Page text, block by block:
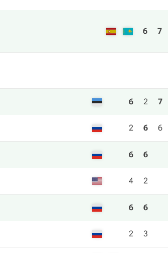
6 7
6 2 7
2 6 6
6 6
4 2
6 6
2 3